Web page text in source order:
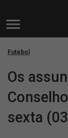
Futebol
Os
sexta